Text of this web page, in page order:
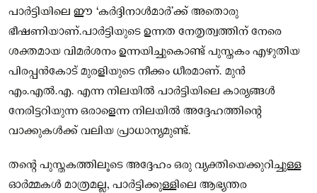
പാർട്ടിയിലെ ഈ ‘കർദ്ദിനാൾമാർ’ക്ക് അതൊരു
ഭീഷണിയാണ്.പാർട്ടിയുടെ ഉന്നത നേതൃത്വത്തിന് നേരെ
ശക്തമായ വിമർശനം ഉന്നയിച്ചുകൊണ്ട് പുസ്തകം എഴുതിയ
പിരപ്പൻകോട് മുരളിയുടെ നീക്കം ധീരമാണ്. മുൻ
എം.എൽ.എ. എന്ന നിലയിൽ പാർട്ടിയിലെ കാര്യങ്ങൾ
നേരിട്ടറിയുന്ന ഒരാളെന്ന നിലയിൽ അദ്ദേഹത്തിന്റെ
വാക്കുകൾക്ക് വലിയ പ്രാധാന്യമുണ്ട്.
തന്റെ പുസ്തകത്തിലൂടെ അദ്ദേഹം ഒരു വ്യക്തിയെക്കുറിച്ചുള്ള
ഓർമ്മകൾ മാത്രമല്ല, പാർട്ടിക്കുള്ളിലെ ആഭ്യന്തര